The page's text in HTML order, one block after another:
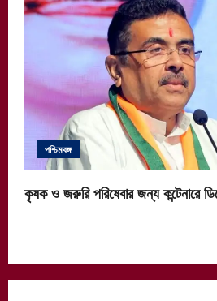
পশ্চিমবঙ্গ
কৃষক ও জরুরি পরিষেবার জন্য কন্টেনারে